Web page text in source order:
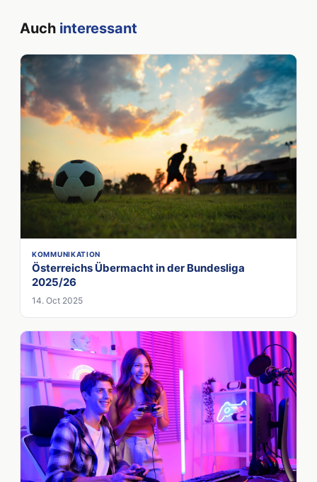
Auch interessant
KOMMUNIKATION
Österreichs Übermacht in der Bundesliga
2025/26
14. Oct 2025